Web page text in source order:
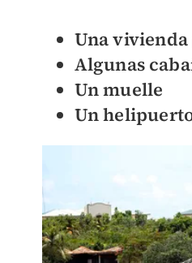
Una
Algunas
Un muelle
Un